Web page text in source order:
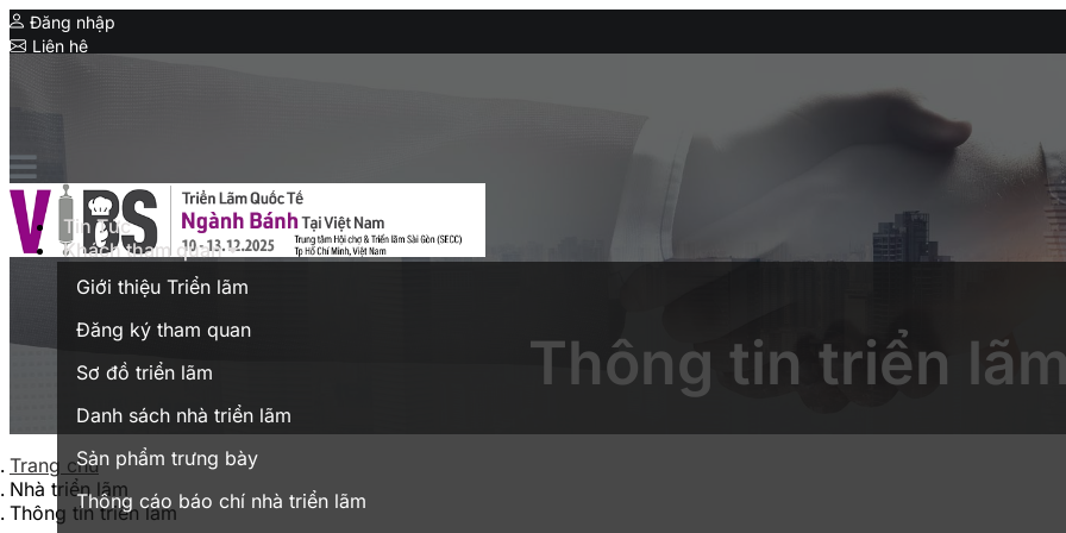
Đăng nhập
Liên hệ
Vietnam Expo
Triển lãm thương mại tại Việt Nam
English
Tin Tức
Khách tham quan
Giới thiệu Triển lãm
Đăng ký tham quan
Sơ đồ triển lãm
Danh sách nhà triển lãm
Sản phẩm trưng bày
Thông cáo báo chí nhà triển lãm
Thông tin triển
Trang chủ
Nhà triển lãm
Thông tin triển lãm